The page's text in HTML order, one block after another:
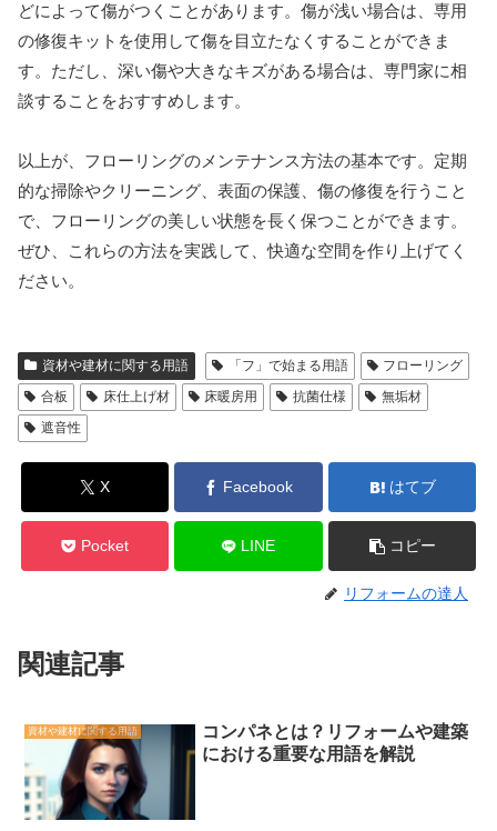
どによって傷がつくことがあります。傷が浅い場合は、専用
の修復キットを使用して傷を目立たなくすることができま
す。ただし、深い傷や大きなキズがある場合は、専門家に相
談することをおすすめします。
以上が、フローリングのメンテナンス方法の基本です。定期
的な掃除やクリーニング、表面の保護、傷の修復を行うこと
で、フローリングの美しい状態を長く保つことができます。
ぜひ、これらの方法を実践して、快適な空間を作り上げてく
ださい。
資材や建材に関する用語 「フ」で始まる用語
フローリング
合板
床仕上げ材 床暖房用 抗菌仕様
無垢材
遮音性
X Facebook はてブ
Pocket LINE コピー
リフォームの達人
関連記事
資材や建材に関する用語
コンパネとは？リフォームや建築
における重要な用語を解説